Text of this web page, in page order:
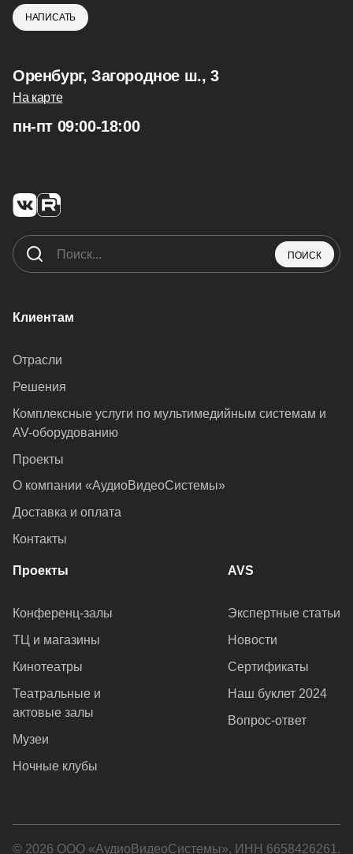
НАПИСАТЬ
Оренбург, Загородное ш., 3
На карте
пн-пт 09:00-18:00
ПОИСК
Клиентам
Отрасли
Решения
Комплексные услуги по мультимедийным системам и
AV-оборудованию
Проекты
О компании «АудиоВидеоСистемы»
Доставка и оплата
Контакты
Проекты
Конференц-залы
ТЦ и магазины
Кинотеатры
Театральные и
актовые залы
Музеи
Ночные клубы
AVS
Экспертные статьи
Новости
Сертификаты
Наш буклет 2024
Вопрос-ответ
© 2026 ООО «АудиоВидеоСистемы», ИНН 6658426261.